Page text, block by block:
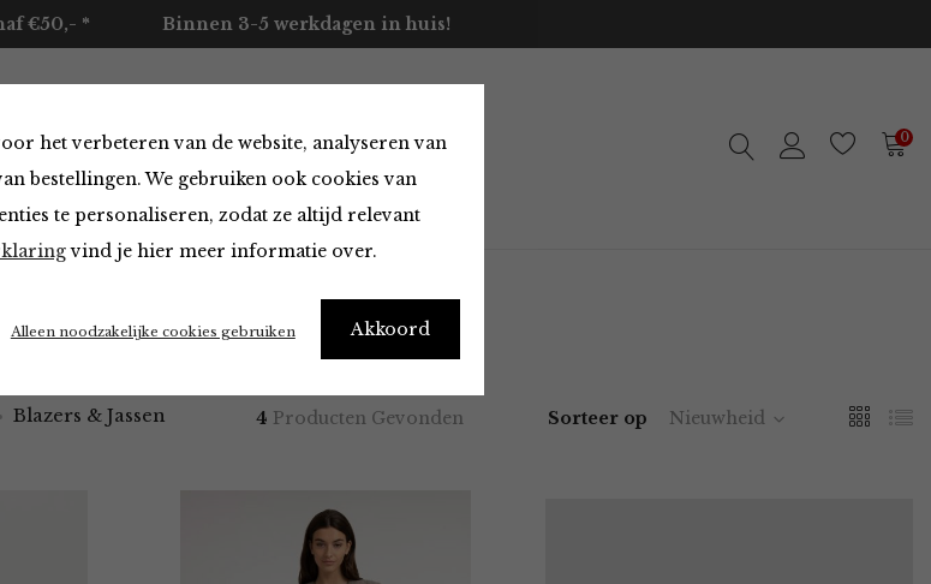
het verbeteren van de website, analyseren van
bestellingen. We gebruiken ook cookies van
te personaliseren, zodat ze altijd relevant
vind je hier meer informatie over.
Akkoord
Alleen noodzakelijke cookies gebruiken
€50,- * Binnen 3-5 werkdagen in huis!
Over ons Contact 0
Blazers & Jassen 4 Producten Gevonden Sorteer op Nieuwheid